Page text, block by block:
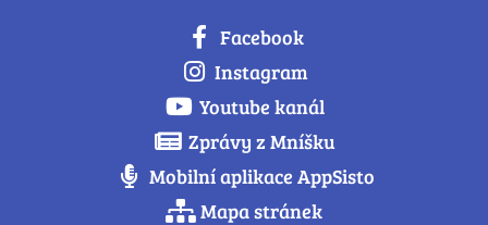
Facebook
Instagram
Youtube kanál
Zprávy z Mníšku
Mobilní aplikace AppSisto
Mapa stránek